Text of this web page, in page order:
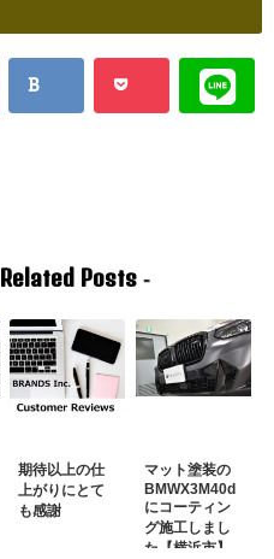
Related Posts-
期待以上の仕
上がりにとて
も感謝
マット塗装の
BMWX3M40d
にコーティン
グ施工しまし
た【横浜市】